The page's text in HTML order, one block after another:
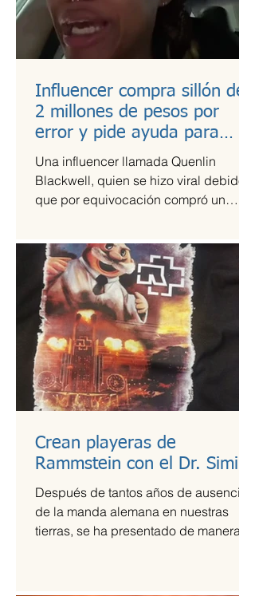
Influencer compra sillón de
2 millones de pesos por
error y pide ayuda para
pagarlo
Una influencer llamada Quenlin
Blackwell, quien se hizo viral debido a
que por equivocación compró un
Crean playeras de
Rammstein con el Dr. Simi
Después de tantos años de ausencia
de la manda alemana en nuestras
tierras, se ha presentado de manera